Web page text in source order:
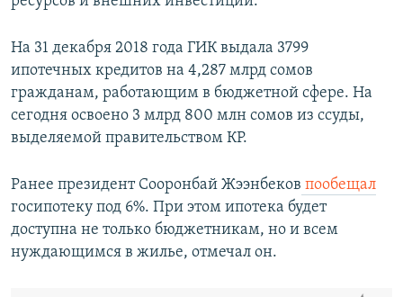
На 31 декабря 2018 года ГИК выдала 3799
ипотечных кредитов на 4,287 млрд сомов
гражданам, работающим в бюджетной сфере. На
сегодня освоено 3 млрд 800 млн сомов из ссуды,
выделяемой правительством КР.
Ранее президент Сооронбай Жээнбеков пообещал
госипотеку под 6%. При этом ипотека будет
доступна не только бюджетникам, но и всем
нуждающимся в жилье, отмечал он.